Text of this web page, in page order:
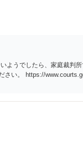
ようでしたら、家庭裁判
さい。 https://